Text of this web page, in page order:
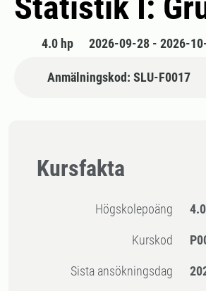
4.0 hp 2026-09-28 - 2026-
Anmälningskod: SLU-F0017
Kursfakta
högskolepoäng
Kurskod
Sista ansökningsdag